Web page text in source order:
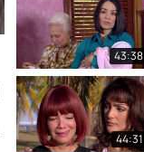
43:38
44:31